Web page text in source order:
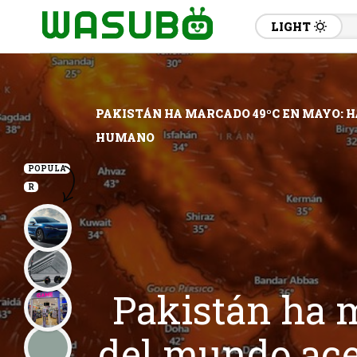
LIGHT
PAKISTÁN HA MARCADO 49ºC EN MAYO:
HUMANO
Pakistán ha
POPULA
R